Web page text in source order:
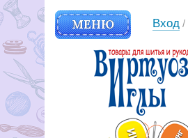
МЕНЮ Вход /